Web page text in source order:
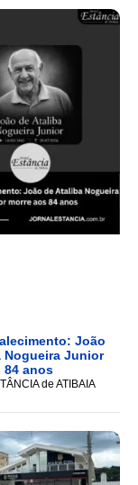
João
Nogueira Junior
84 anos
de ATIBAIA